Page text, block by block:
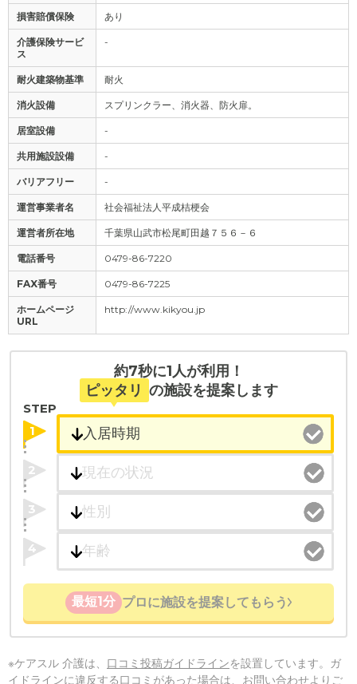
損害賠償保険 あり
介護保険サービ
ス
-
耐火建築物基準 耐火
消火設備 スプリンクラー、消火器、防火扉。
居室設備 -
共用施設設備 -
バリアフリー -
運営事業者名 社会福祉法人平成桔梗会
運営者所在地 千葉県山武市松尾町田越７５６－６
電話番号 0479-86-7220
FAX番号 0479-86-7225
ホームページ
URL
http://www.kikyou.jp
約7秒に1人が利用！
ピッタリ の施設を提案します
STEP
1
2
3
4
最短1分 プロに施設を提案してもらう
※ケアスル 介護は、 口コミ投稿ガイドラインを設置しています。ガ
イドラインに違反する口コミがあった場合は、お問い合わせよりご